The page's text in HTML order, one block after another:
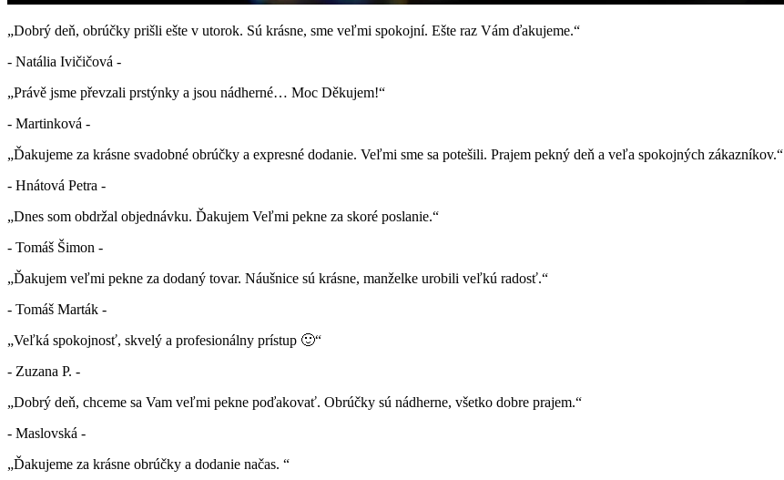
„Dobrý deň, obrúčky prišli ešte v utorok. Sú krásne, sme veľmi spokojní. Ešte raz Vám ďakujeme.“
- Natália Ivičičová -
„Právě jsme převzali prstýnky a jsou nádherné… Moc Děkujem!“
- Martinková -
„Ďakujeme za krásne svadobné obrúčky a expresné dodanie. Veľmi sme sa potešili. Prajem pekný deň a veľa spokojných zákazníkov.“
- Hnátová Petra -
„Dnes som obdržal objednávku. Ďakujem Veľmi pekne za skoré poslanie.“
- Tomáš Šimon -
„Ďakujem veľmi pekne za dodaný tovar. Náušnice sú krásne, manželke urobili veľkú radosť.“
- Tomáš Marták -
„Veľká spokojnosť, skvelý a profesionálny prístup 🙂“
- Zuzana P. -
„Dobrý deň, chceme sa Vam veľmi pekne poďakovať. Obrúčky sú nádherne, všetko dobre prajem.“
- Maslovská -
„Ďakujeme za krásne obrúčky a dodanie načas. “